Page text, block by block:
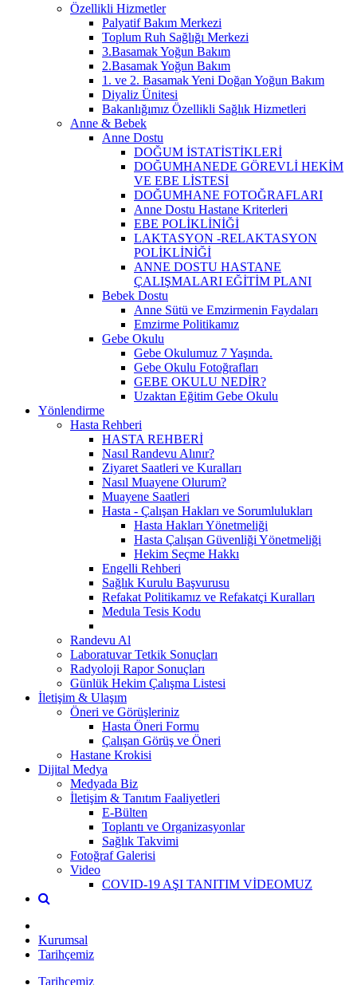
Özellikli Hizmetler
Palyatif Bakım Merkezi
Toplum Ruh Sağlığı Merkezi
3.Basamak Yoğun Bakım
2.Basamak Yoğun Bakım
1. ve 2. Basamak Yeni Doğan Yoğun Bakım
Diyaliz Ünitesi
Bakanlığımız Özellikli Sağlık Hizmetleri
Anne & Bebek
Anne Dostu
DOĞUM İSTATİSTİKLERİ
DOĞUMHANEDE GÖREVLİ HEKİM
VE EBE LİSTESİ
DOĞUMHANE FOTOĞRAFLARI
Anne Dostu Hastane Kriterleri
EBE POLİKLİNİĞİ
LAKTASYON -RELAKTASYON
POLİKLİNİĞİ
ANNE DOSTU HASTANE
ÇALIŞMALARI EĞİTİM PLANI
Bebek Dostu
Anne Sütü ve Emzirmenin Faydaları
Emzirme Politikamız
Gebe Okulu
Gebe Okulumuz 7 Yaşında.
Gebe Okulu Fotoğrafları
GEBE OKULU NEDİR?
Uzaktan Eğitim Gebe Okulu
Yönlendirme
Hasta Rehberi
HASTA REHBERİ
Nasıl Randevu Alınır?
Ziyaret Saatleri ve Kuralları
Nasıl Muayene Olurum?
Muayene Saatleri
Hasta - Çalışan Hakları ve Sorumlulukları
Hasta Hakları Yönetmeliği
Hasta Çalışan Güvenliği Yönetmeliği
Hekim Seçme Hakkı
Engelli Rehberi
Sağlık Kurulu Başvurusu
Refakat Politikamız ve Refakatçi Kuralları
Medula Tesis Kodu
Randevu Al
Laboratuvar Tetkik Sonuçları
Radyoloji Rapor Sonuçları
Günlük Hekim Çalışma Listesi
İletişim & Ulaşım
Öneri ve Görüşleriniz
Hasta Öneri Formu
Çalışan Görüş ve Öneri
Hastane Krokisi
Dijital Medya
Medyada Biz
İletişim & Tanıtım Faaliyetleri
E-Bülten
Toplantı ve Organizasyonlar
Sağlık Takvimi
Fotoğraf Galerisi
Video
COVID-19 AŞI TANITIM VİDEOMUZ
Kurumsal
Tarihçemiz
Tarihçemiz